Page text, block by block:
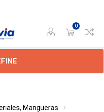
0
Mangueras